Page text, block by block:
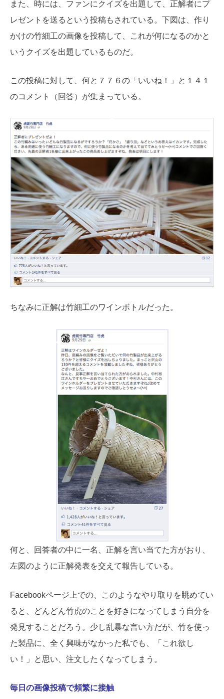
また、時には、ファンにクイズを出題して、正解者にプ
レゼントを送るという投稿もされている。下図は、作り
かけの竹細工の画像を投稿して、これが何になるのかと
いうクイズを出題しているものだ。
この投稿に対して、何と７７６の「いいね！」と１４１
のコメント（回答）が集まっている。
ちなみに正解は竹細工のワインボトルだった。
何と、回答者の中に一名、正解を言い当てた方がおり、
左図のように正解発表を交えて報告している。
Facebookページ上での、このようなやり取りを眺めてい
ると、どんどん竹虎のことを好きになってしまう自分を
発見することだろう。少し乱暴な言い方だが、竹を使っ
た製品に、全く興味がなかった私でも、「これ欲し
い！」と思い、注文したくなってしまう。
毎日の画像投稿で頻繁に接触